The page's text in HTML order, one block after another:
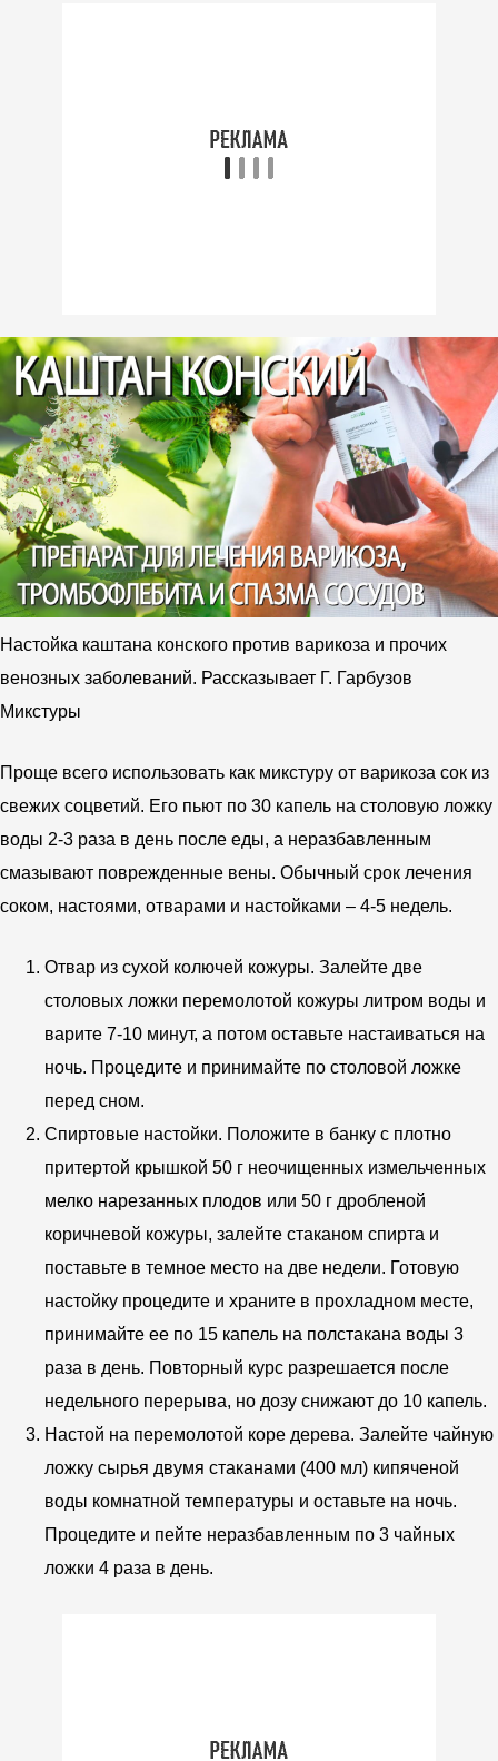
Настойка каштана конского против варикоза и прочих
венозных заболеваний. Рассказывает Г. Гарбузов
Микстуры
Проще всего использовать как микстуру от варикоза сок из
свежих соцветий. Его пьют по 30 капель на столовую ложку
воды 2-3 раза в день после еды, а неразбавленным
смазывают поврежденные вены. Обычный срок лечения
соком, настоями, отварами и настойками – 4-5 недель.
Отвар из сухой колючей кожуры. Залейте две
столовых ложки перемолотой кожуры литром воды и
варите 7-10 минут, а потом оставьте настаиваться на
ночь. Процедите и принимайте по столовой ложке
перед сном.
Спиртовые настойки. Положите в банку с плотно
притертой крышкой 50 г неочищенных измельченных
мелко нарезанных плодов или 50 г дробленой
коричневой кожуры, залейте стаканом спирта и
поставьте в темное место на две недели. Готовую
настойку процедите и храните в прохладном месте,
принимайте ее по 15 капель на полстакана воды 3
раза в день. Повторный курс разрешается после
недельного перерыва, но дозу снижают до 10 капель.
Настой на перемолотой коре дерева. Залейте чайную
ложку сырья двумя стаканами (400 мл) кипяченой
воды комнатной температуры и оставьте на ночь.
Процедите и пейте неразбавленным по 3 чайных
ложки 4 раза в день.